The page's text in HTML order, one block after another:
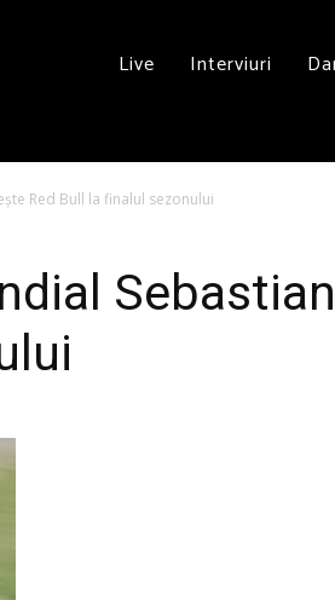
Live Interviuri
Red Bull la finalul sezonului